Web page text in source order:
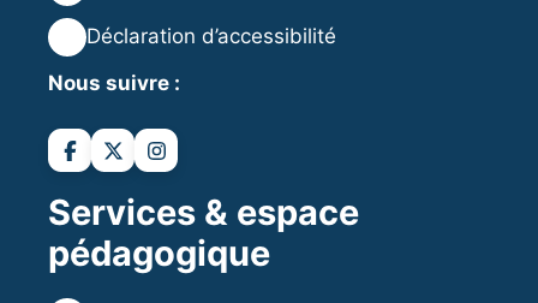
Déclaration d’accessibilité
Nous suivre :
Services & espace
pédagogique